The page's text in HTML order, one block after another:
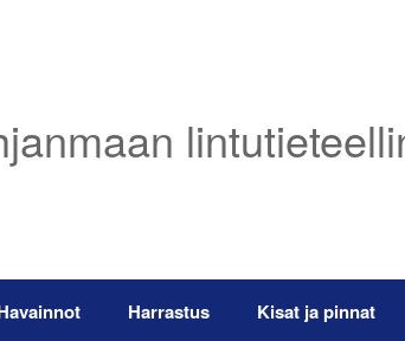
Harrastus Kisat ja pinnat